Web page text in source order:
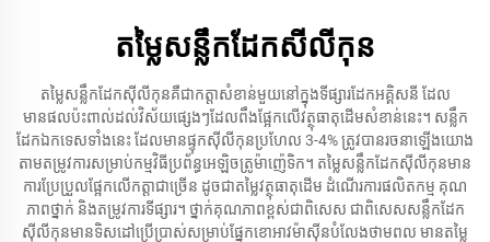
តម្លៃសន្លឹកដែកសីលីកុន
តម្លៃសន្លឹកដែកស៊ីលីកុនគឺជាកត្តាសំខាន់មួយនៅក្នុងទីផ្សារដែកអគ្គិសនី ដែល
មានផលប៉ះពាល់ដល់វិស័យផ្សេងៗដែលពឹងផ្អែកលើវត្ថុធាតុដើមសំខាន់នេះ។ សន្លឹក
ដែកឯកទេសទាំងនេះ ដែលមានផ្ទុកស៊ីលីកុនប្រហែល 3-4% ត្រូវបានរចនាឡើងយោង
តាមតម្រូវការសម្រាប់កម្មវិធីប្រព័ន្ធអេឡិចត្រូម៉ាញ៉េទិក។ តម្លៃសន្លឹកដែកស៊ីលីកុនមាន
ការប្រែប្រួលផ្អែកលើកត្តាជាច្រើន ដូចជាតម្លៃវត្ថុធាតុដើម ដំណើរការផលិតកម្ម គុណ
ភាពថ្នាក់ និងតម្រូវការទីផ្សារ។ ថ្នាក់គុណភាពខ្ពស់ជាពិសេស ជាពិសេសសន្លឹកដែក
ស៊ីលីកុនមានទិសដៅប្រើប្រាស់សម្រាប់ផ្នែកខោអាវម៉ាស៊ីនបំលែងថាមពល មានតម្លៃ